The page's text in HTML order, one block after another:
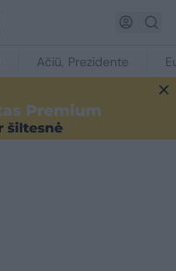
Ačiū, Prezidente